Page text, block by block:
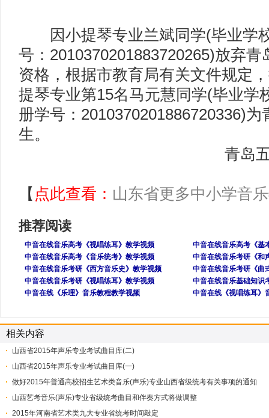
因小提琴专业兰斌同学(毕业学
号：2010370201883720265)放弃
资格，根据市教育局有关文件规定
提琴专业第15名马元慧同学(毕业学
册学号：2010370201886720336)
生。
青岛五
【 点此查看： 山东省更多中小学音
推荐阅读
中音在线音乐高考《视唱练耳》教学视频
中音在线音乐高考《基
中音在线音乐高考《音乐统考》教学视频
中音在线音乐考研《和
中音在线音乐考研《西方音乐史》教学视频
中音在线音乐考研《曲
中音在线音乐考研《视唱练耳》教学视频
中音在线音乐基础知识
中音在线《乐理》音乐教程教学视频
中音在线《视唱练耳》
相关内容
山西省2015年声乐专业考试曲目库(二)
山西省2015年声乐专业考试曲目库(一)
做好2015年普通高校招生艺术类音乐(声乐)专业山西省级统考有关事项的通知
山西艺考音乐(声乐)专业省级统考曲目和伴奏方式将做调整
2015年河南省艺术类九大专业省统考时间敲定